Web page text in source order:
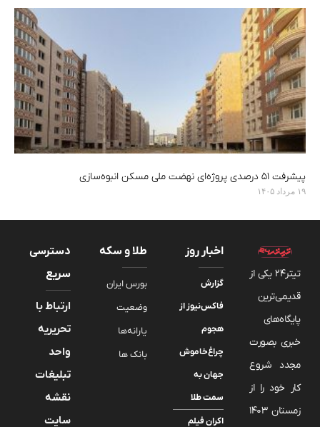
پیشرفت ۵۱ درصدی پروژه‌ای نهضت ملی مسکن انبوه‌سازی
۱۹ مرداد ۱۴۰۵
تیتر24 یکی از
قدیمی‌ترین
پایگاه‌های
خبری بصورت
مجدد شروع
کار خود را از
زمستان 1403
اخبار روز
گزارش
فاکس‌نیوز از
هجوم
چراغ‌خاموش
جهان به
سمت طلا
اکران فیلم
طلا و سکه
بورس ایران
وضعیت
یارانه‌ها
بانک ها
دسترسی
سریع
ارتباط با
تحریریه
واحد
تبلیغات
نقشه
سایت